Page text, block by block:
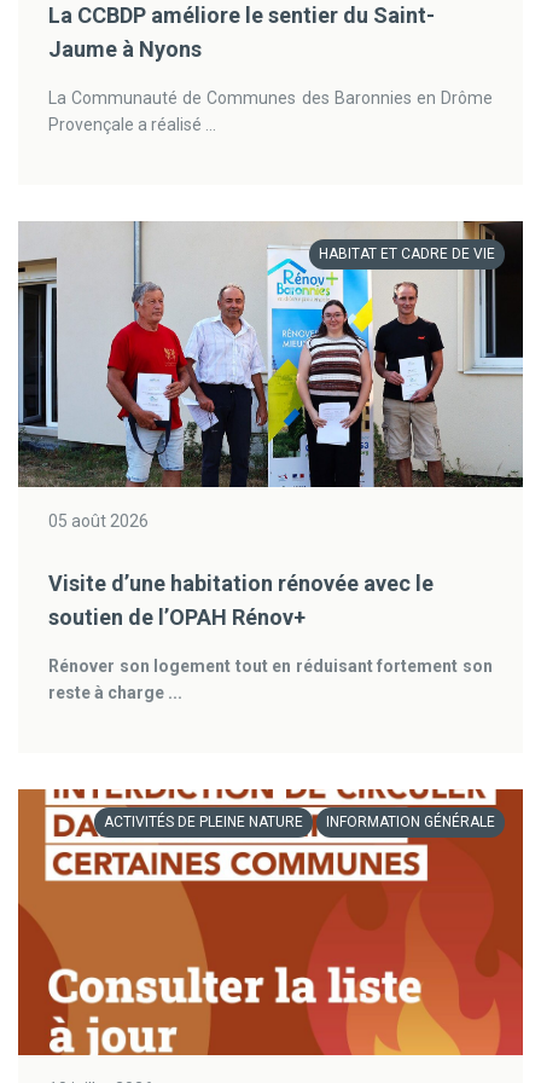
La CCBDP améliore le sentier du Saint-
Jaume à Nyons
La Communauté de Communes des Baronnies en Drôme
Provençale a réalisé ...
HABITAT ET CADRE DE VIE
05 août 2026
Visite d’une habitation rénovée avec le
soutien de l’OPAH Rénov+
Rénover son logement tout en réduisant fortement son
reste à charge ...
ACTIVITÉS DE PLEINE NATURE INFORMATION GÉNÉRALE